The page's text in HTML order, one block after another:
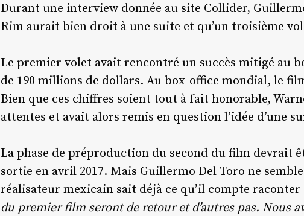
Durant une interview donnée au site Collider,
Rim aurait bien droit à une suite et qu’un troisième
Le premier volet avait rencontré un succès mitigé au
de 190 millions de dollars. Au box-office mondial, le
Bien que ces chiffres soient tout à fait honorable,
attentes et avait alors remis en question l’idée d’une
La phase de préproduction du second du film devrait
sortie en avril 2017. Mais Guillermo Del Toro ne
réalisateur mexicain sait déjà ce qu’il compte raconter
du premier film seront de retour et d’autres pas. Nous